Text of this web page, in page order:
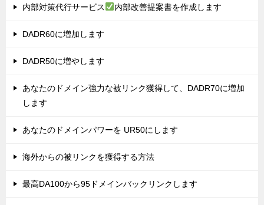
内部対策代行サービス 内部改善提案書を作成します
DADR60に増加します
DADR50に増やします
あなたのドメイン強力な被リンク獲得して、DADR70に増加
します
あなたのドメインパワーを UR50にします
海外からの被リンクを獲得する方法
最高DA100から95ドメインバックリンクします